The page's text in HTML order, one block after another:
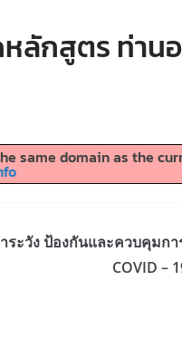
ลักสูตร ท่าน
same domain as the
ระวัง ป้องกันและควบคุมก
COVID –